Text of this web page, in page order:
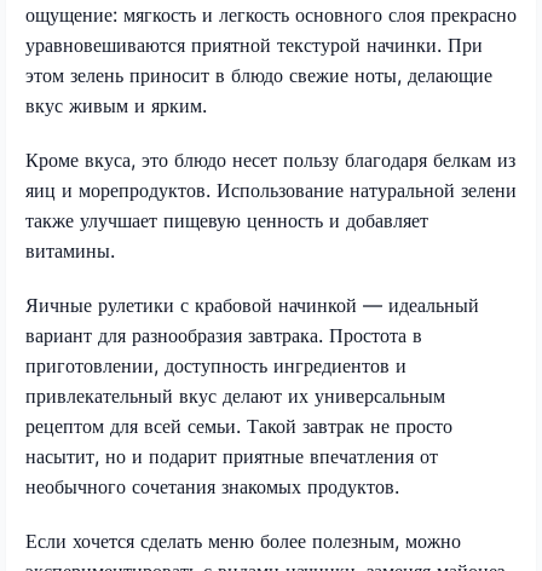
ощущение: мягкость и легкость основного слоя прекрасно
уравновешиваются приятной текстурой начинки. При
этом зелень приносит в блюдо свежие ноты, делающие
вкус живым и ярким.
Кроме вкуса, это блюдо несет пользу благодаря белкам из
яиц и морепродуктов. Использование натуральной зелени
также улучшает пищевую ценность и добавляет
витамины.
Яичные рулетики с крабовой начинкой — идеальный
вариант для разнообразия завтрака. Простота в
приготовлении, доступность ингредиентов и
привлекательный вкус делают их универсальным
рецептом для всей семьи. Такой завтрак не просто
насытит, но и подарит приятные впечатления от
необычного сочетания знакомых продуктов.
Если хочется сделать меню более полезным, можно